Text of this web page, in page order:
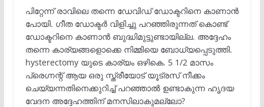
പിറ്റേന്ന് രാവിലെ തന്നെ ഡേവിഡ് ഡോക്ടറിനെ കാണാൻ
പോയി. ഗീത ഡോക്ടർ വിളിച്ചു പറഞ്ഞിരുന്നത് കൊണ്ട്
ഡോക്ടറിനെ കാണാൻ ബുദ്ധിമുട്ടുണ്ടായില്ല. അദ്ദേഹം
തന്നെ കാര്യങ്ങളൊക്കെ നിമ്മിയെ ബോധ്യപ്പെടുത്തി.
hysterectomy യുടെ കാര്യം ഒഴികെ. 5 1/2 മാസം
പ്രെഗ്നന്റ് ആയ ഒരു സ്ത്രീയോട് യൂട്രസ് നീക്കം
ചെയ്യന്നതിനെക്കുറിച്ച് പറഞ്ഞാൽ ഉണ്ടാകുന്ന ഹൃദയ
വേദന അദ്ദേഹത്തിന് മനസിലാകുമല്ലോ?